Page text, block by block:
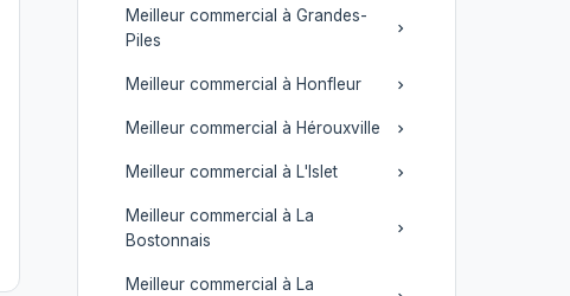
Meilleur commercial à Grandes-
Piles
Meilleur commercial à Honfleur
Meilleur commercial à Hérouxville
Meilleur commercial à L'Islet
Meilleur commercial à La
Bostonnais
Meilleur commercial à La